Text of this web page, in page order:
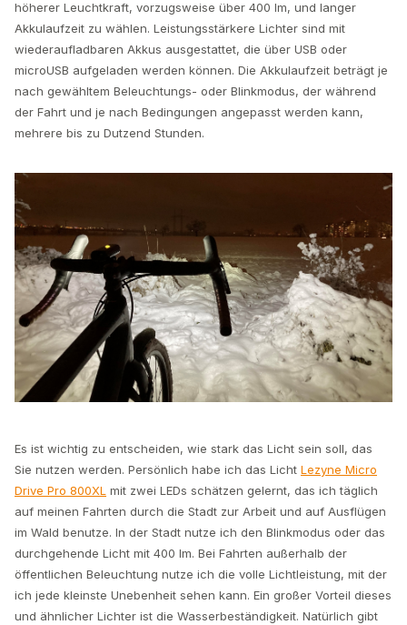
höherer Leuchtkraft, vorzugsweise über 400 lm, und langer
Akkulaufzeit zu wählen. Leistungsstärkere Lichter sind mit
wiederaufladbaren Akkus ausgestattet, die über USB oder
microUSB aufgeladen werden können. Die Akkulaufzeit beträgt je
nach gewähltem Beleuchtungs- oder Blinkmodus, der während
der Fahrt und je nach Bedingungen angepasst werden kann,
mehrere bis zu Dutzend Stunden.
Es ist wichtig zu entscheiden, wie stark das Licht sein soll, das
Sie nutzen werden. Persönlich habe ich das Licht Lezyne Micro
Drive Pro 800XL mit zwei LEDs schätzen gelernt, das ich täglich
auf meinen Fahrten durch die Stadt zur Arbeit und auf Ausflügen
im Wald benutze. In der Stadt nutze ich den Blinkmodus oder das
durchgehende Licht mit 400 lm. Bei Fahrten außerhalb der
öffentlichen Beleuchtung nutze ich die volle Lichtleistung, mit der
ich jede kleinste Unebenheit sehen kann. Ein großer Vorteil dieses
und ähnlicher Lichter ist die Wasserbeständigkeit. Natürlich gibt